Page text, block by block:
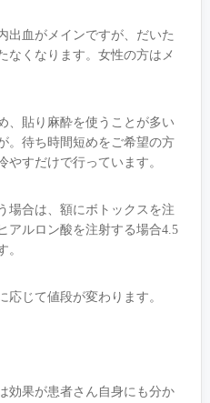
出血がメインですが、だいた
なくなります。女性の方はメ
、貼り麻酔を使うことが多い
。待ち時間短めをご希望の方
やすだけで行っています。
場合は、額にボトックスを注
アルロン酸を注射する場合4.5
。
応じて値段が変わります。
効果が患者さん自身にも分か